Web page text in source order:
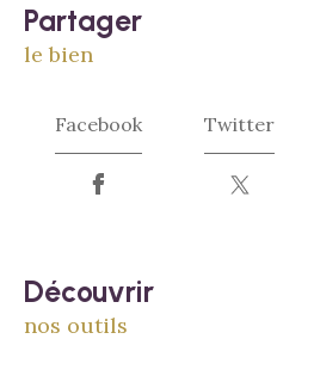
partager
le bien
Facebook Twitter
découvrir
nos outils